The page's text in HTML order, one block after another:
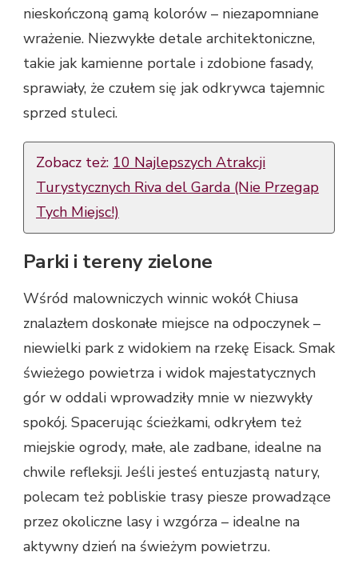
nieskończoną gamą kolorów – niezapomniane
wrażenie. Niezwykłe detale architektoniczne,
takie jak kamienne portale i zdobione fasady,
sprawiały, że czułem się jak odkrywca tajemnic
sprzed stuleci.
Zobacz też: 10 Najlepszych Atrakcji
Turystycznych Riva del Garda (Nie Przegap
Tych Miejsc!)
Parki i tereny zielone
Wśród malowniczych winnic wokół Chiusa
znalazłem doskonałe miejsce na odpoczynek –
niewielki park z widokiem na rzekę Eisack. Smak
świeżego powietrza i widok majestatycznych
gór w oddali wprowadziły mnie w niezwykły
spokój. Spacerując ścieżkami, odkryłem też
miejskie ogrody, małe, ale zadbane, idealne na
chwile refleksji. Jeśli jesteś entuzjastą natury,
polecam też pobliskie trasy piesze prowadzące
przez okoliczne lasy i wzgórza – idealne na
aktywny dzień na świeżym powietrzu.